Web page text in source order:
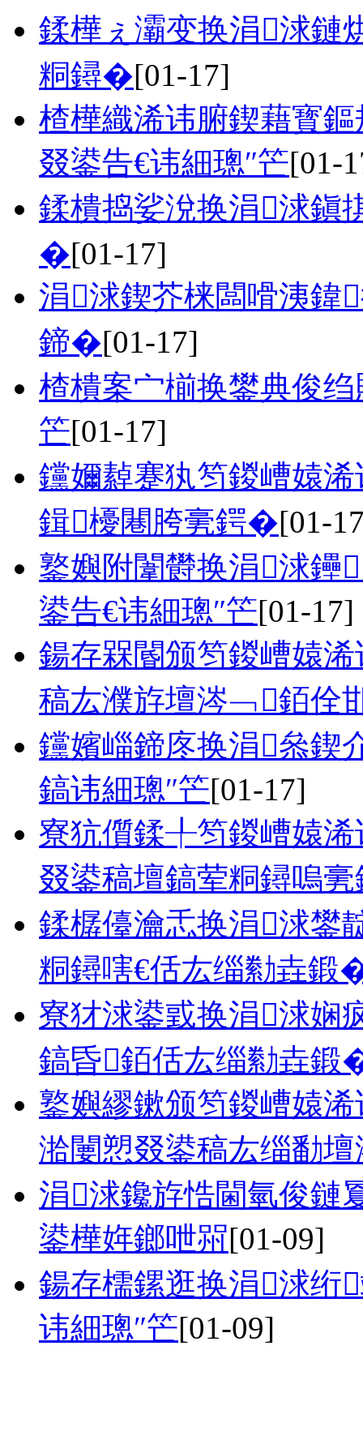
鍒樺ぇ灞变换涓浗鏈
粡鐞�[01-17]
楂樺織浠讳腑鍥藉寳
叕鍙告€讳細璁″笀[01-
鍒樻捣娑涗换涓浗鎭
�[01-17]
涓浗鍥芥梾闆嗗洟鍏
鍗�[01-17]
楂樻案宀椾换鐢典俊
笀[01-17]
钂嬭繛蹇犱笉鍐嶆媴
鍓櫌闀胯亴鍔�[01-
鐜嬩附闈欎换涓浗鑸
鍙告€讳細璁″笀[01-17]
鍚存槑閽颁笉鍐嶆媴
稿厷濮斿壇涔﹁銆佺
钂嬪崰鍗庝换涓叅
鎬讳細璁″笀[01-17]
寮犺儨鍒╀笉鍐嶆媴浠
叕鍙稿壇鎬荤粡鐞嗚
鍒樼儓瀹忎换涓浗鐢
粡鐞嗐€佸厷缁勬垚鍛
寮犲浗鍙戜换涓浗娴
鎬昏銆佸厷缁勬垚鍛
鐜嬩繆鏉颁笉鍐嶆媴
湁闄愬叕鍙稿厷缁勫
涓浗鑱斿悎閫氫俊鏈
鍙樺姩鎯呭喌[01-09]
鍚存檽鏍逛换涓浗绗
讳細璁″笀[01-09]